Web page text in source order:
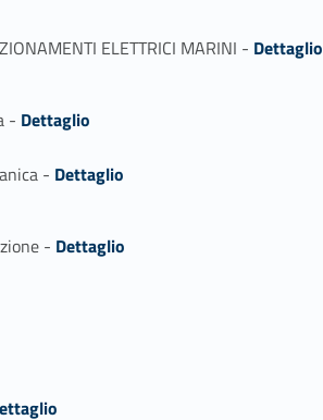
ELETTRICI MARINI - Link identifier #identifier_person_88612-1
Dettaglio
- Link identifier #identifier_person_106878-1
Dettaglio
- Link identifier #identifier_person_86429-3
Dettaglio
- Link identifier #identifier_person_188127-1
Dettaglio